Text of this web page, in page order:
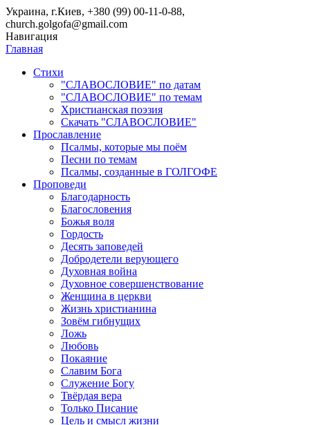
Украина, г.Киев, +380 (99) 00-11-0-88,
church.golgofa@gmail.com
Навигация
Главная
Стихи
"СЛАВОСЛОВИЕ" по датам
"СЛАВОСЛОВИЕ" по темам
Христианская поэзия
Скачать "СЛАВОСЛОВИЕ"
Прославление
Псалмы, которые мы поём
Песни по темам
Псалмы, созданные в ГОЛГОФЕ
Проповеди
Благодарность
Благословения
Божья воля
Гордость
Десять заповедей
Добродетели верующего
Духовная война
Духовное совершенствование
Женщина в церкви
Жизнь христианина
Зовём гибнущих
Ложь
Любовь
Покаяние
Славим Бога
Служение Богу
Твёрдая вера
Только Писание
Цель и смысл жизни